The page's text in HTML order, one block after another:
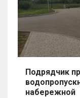
Подрядчик
набережной